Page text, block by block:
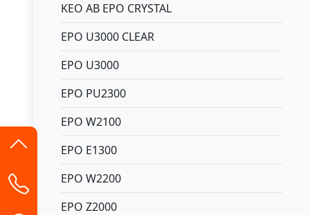
KEO AB EPO CRYSTAL
EPO U3000 CLEAR
EPO U3000
EPO PU2300
EPO W2100
EPO E1300
EPO W2200
EPO Z2000